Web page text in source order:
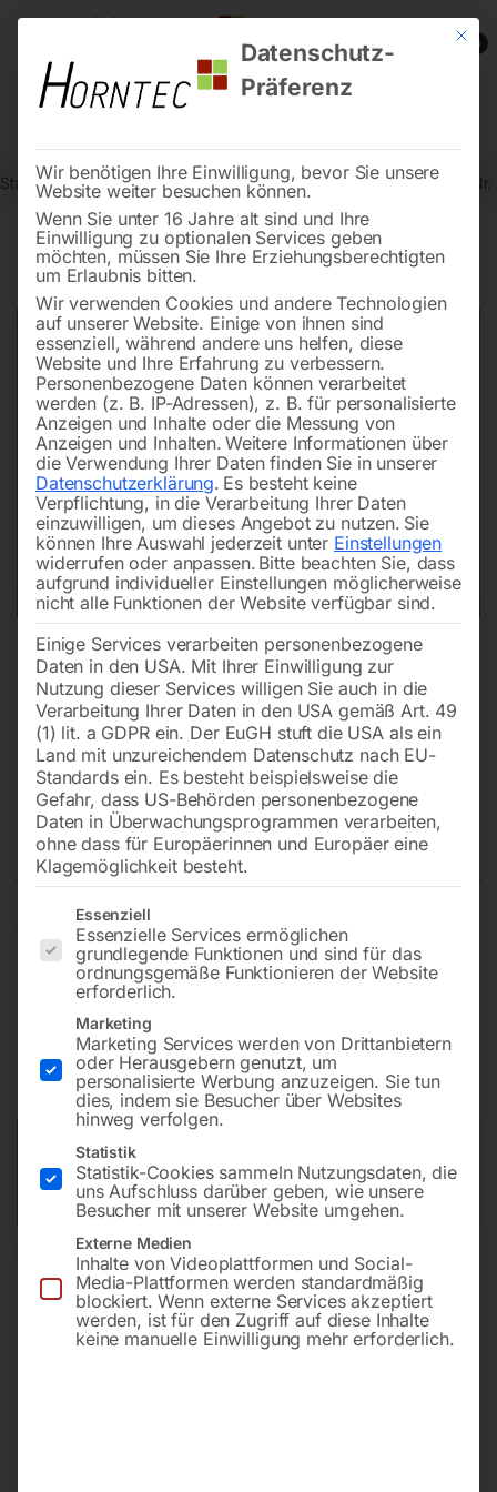
0
Start Metallbearbeitung Metallkreissägen - Zubehör Scheibe
Scheibe (Nr. 86 + 90)
für JEPSON Dry-Mitter-Cutter
0,90
inkl. MwSt. zzgl.Versandkosten
Lieferzeit:ca. 2 - 3 Tage
Versandkosten Standard (Österreich):
Bitte beachten Sie: Die Versandkosten gelten für Österreich.
Andere Länder können abweichen.
In den Warenkorb
Mit
Datenschutz-
Präferenz
Wir benötigen Ihre Einwilligung, bevor Sie unsere
Website weiter besuchen können.
Wenn Sie unter 16 Jahre alt sind und Ihre
Einwilligung zu optionalen Services geben
möchten, müssen Sie Ihre Erziehungsberechtigten
um Erlaubnis bitten.
Wir verwenden Cookies und andere Technologien
auf unserer Website. Einige von ihnen sind
essenziell, während andere uns helfen, diese
Website und Ihre Erfahrung zu verbessern.
Personenbezogene Daten können verarbeitet
werden (z. B. IP-Adressen), z. B. für personalisierte
Anzeigen und Inhalte oder die Messung von
Anzeigen und Inhalten. Weitere Informationen über
die Verwendung Ihrer Daten finden Sie in unserer
Datenschutzerklärung. Es besteht keine
Verpflichtung, in die Verarbeitung Ihrer Daten
einzuwilligen, um dieses Angebot zu nutzen. Sie
können Ihre Auswahl jederzeit unter Einstellungen
widerrufen oder anpassen. Bitte beachten Sie, dass
aufgrund individueller Einstellungen möglicherweise
nicht alle Funktionen der Website verfügbar sind.
Einige Services verarbeiten personenbezogene
Daten in den USA. Mit Ihrer Einwilligung zur
Nutzung dieser Services willigen Sie auch in die
Verarbeitung Ihrer Daten in den USA gemäß Art. 49
(1) lit. a GDPR ein. Der EuGH stuft die USA als ein
Land mit unzureichendem Datenschutz nach EU-
Standards ein. Es besteht beispielsweise die
Gefahr, dass US-Behörden personenbezogene
Daten in Überwachungsprogrammen verarbeiten,
ohne dass für Europäerinnen und Europäer eine
Klagemöglichkeit besteht.
Es folgt eine Liste der Service-Gruppen, für die eine
Essenziell
Essenzielle Services ermöglichen
grundlegende Funktionen und sind für das
ordnungsgemäße Funktionieren der Website
erforderlich.
Marketing
Marketing Services werden von Drittanbietern
oder Herausgebern genutzt, um
personalisierte Werbung anzuzeigen. Sie tun
dies, indem sie Besucher über Websites
hinweg verfolgen.
Statistik
Statistik-Cookies sammeln Nutzungsdaten, die
uns Aufschluss darüber geben, wie unsere
Besucher mit unserer Website umgehen.
Externe Medien
Inhalte von Videoplattformen und Social-
Media-Plattformen werden standardmäßig
blockiert. Wenn externe Services akzeptiert
werden, ist für den Zugriff auf diese Inhalte
keine manuelle Einwilligung mehr erforderlich.